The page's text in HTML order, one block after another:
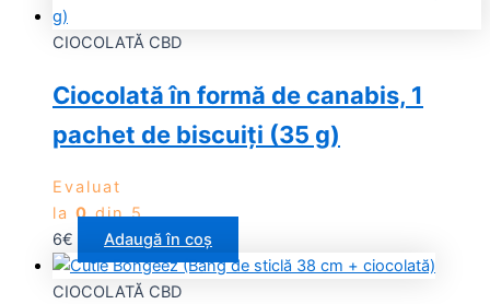
CIOCOLATĂ CBD
Ciocolată în formă de canabis, 1
pachet de biscuiți (35 g)
Evaluat
la 0din 5
6€ Adaugă în coș
CIOCOLATĂ CBD